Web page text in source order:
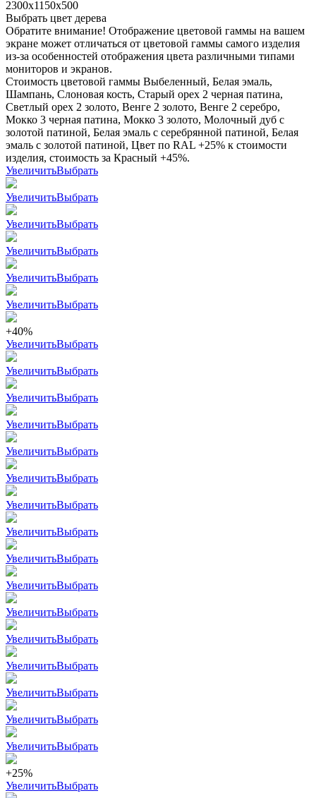
2300x1150x500
Выбрать цвет дерева
Обратите внимание! Отображение цветовой гаммы на вашем
экране может отличаться от цветовой гаммы самого изделия
из-за особенностей отображения цвета различными типами
мониторов и экранов.
Стоимость цветовой гаммы Выбеленный, Белая эмаль,
Шампань, Слоновая кость, Старый орех 2 черная патина,
Светлый орех 2 золото, Венге 2 золото, Венге 2 серебро,
Мокко 3 черная патина, Мокко 3 золото, Молочный дуб с
золотой патиной, Белая эмаль с серебрянной патиной, Белая
эмаль с золотой патиной, Цвет по RAL +25% к стоимости
изделия, стоимость за Красный +45%.
УвеличитьВыбрать
УвеличитьВыбрать
УвеличитьВыбрать
УвеличитьВыбрать
УвеличитьВыбрать
УвеличитьВыбрать
+40%
УвеличитьВыбрать
УвеличитьВыбрать
УвеличитьВыбрать
УвеличитьВыбрать
УвеличитьВыбрать
УвеличитьВыбрать
УвеличитьВыбрать
УвеличитьВыбрать
УвеличитьВыбрать
УвеличитьВыбрать
УвеличитьВыбрать
УвеличитьВыбрать
УвеличитьВыбрать
УвеличитьВыбрать
УвеличитьВыбрать
УвеличитьВыбрать
+25%
УвеличитьВыбрать